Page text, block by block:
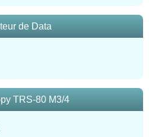
de Data
TRS-80 M3/4